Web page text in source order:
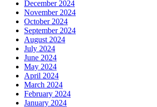
December 2024
November 2024
October 2024
September 2024
August 2024
July 2024
June 2024
May 2024
April 2024
March 2024
February 2024
January 2024